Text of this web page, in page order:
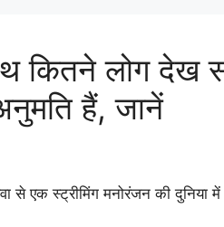
कितने लोग देख
हैं, जानें
एक स्ट्रीमिंग मनोरंजन की दुनिया